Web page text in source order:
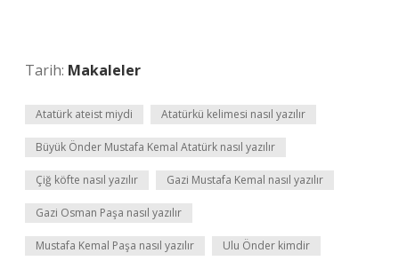
Tarih: Makaleler
Atatürk ateist miydi Atatürkü kelimesi nasıl yazılır
Büyük Önder Mustafa Kemal Atatürk nasıl yazılır
Çiğ köfte nasıl yazılır Gazi Mustafa Kemal nasıl yazılır
Gazi Osman Paşa nasıl yazılır
Mustafa Kemal Paşa nasıl yazılır Ulu Önder kimdir